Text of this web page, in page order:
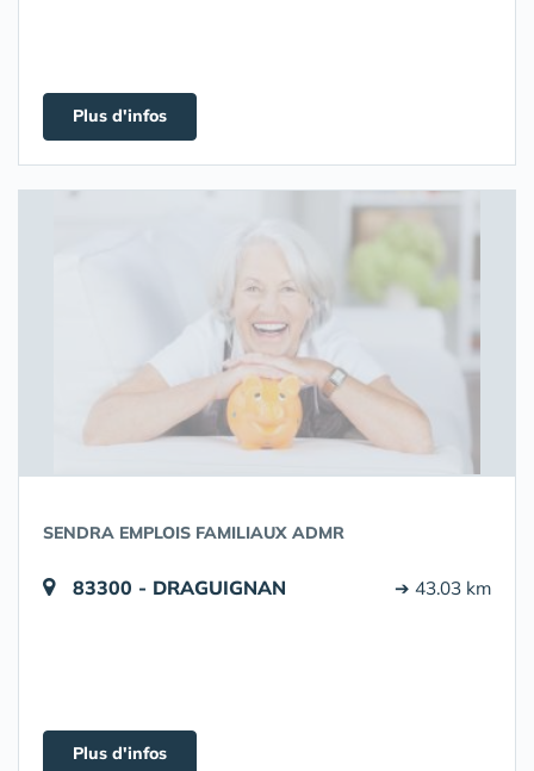
Plus d'infos
SENDRA EMPLOIS FAMILIAUX ADMR
83300 - DRAGUIGNAN ➔ 43.03 km
Plus d'infos